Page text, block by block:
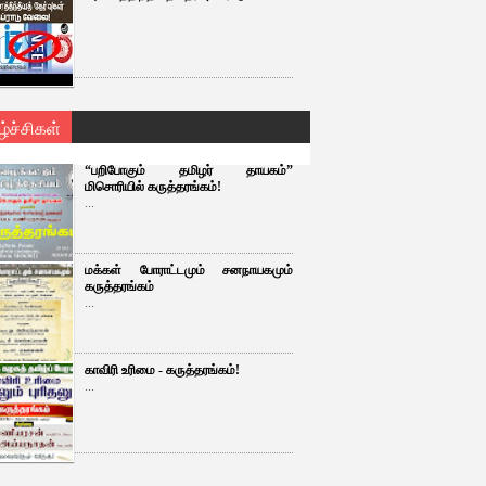
“பறிபோகும் தமிழர் தாயகம்”
மிசொரியில் கருத்தரங்கம்!
...
மக்கள் போராட்டமும் சனநாயகமும்
கருத்தரங்கம்
...
காவிரி உரிமை - கருத்தரங்கம்!
...